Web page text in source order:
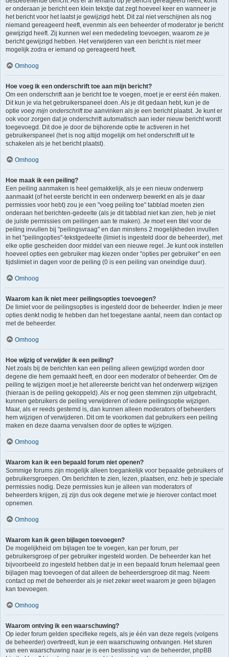
er onderaan je bericht een klein tekstje dat zegt hoeveel keer en wanneer je
het bericht voor het laatst je gewijzigd hebt. Dit zal niet verschijnen als nog
niemand gereageerd heeft, evenmin als een beheerder of moderator je bericht
gewijzigd heeft. Zij kunnen wel een mededeling toevoegen, waarom ze je
bericht gewijzigd hebben. Het verwijderen van een bericht is niet meer
mogelijk zodra er iemand op gereageerd heeft.
Omhoog
Hoe voeg ik een onderschrift toe aan mijn bericht?
Om een onderschrift aan je bericht toe te voegen, moet je er eerst één maken.
Dit kun je via het gebruikerspaneel doen. Als je dit gedaan hebt, kun je de
optie voeg mijn onderschrift toe aanvinken als je een bericht plaatst. Je kunt er
ook voor zorgen dat je onderschrift automatisch aan ieder nieuw bericht wordt
toegevoegd. Dit doe je door de bijhorende optie te activeren in het
gebruikerspaneel (het is nog altijd mogelijk om het onderschrift uit te
schakelen als je het bericht plaatst).
Omhoog
Hoe maak ik een peiling?
Een peiling aanmaken is heel gemakkelijk, als je een nieuw onderwerp
aanmaakt (of het eerste bericht in een onderwerp bewerkt en als je daar
permissies voor hebt) zou je een "voeg peiling toe" tabblad moeten zien
onderaan het berichten-gedeelte (als je dit tabblad niet kan zien, heb je niet
de juiste permissies om peilingen aan te maken). Je moet een titel voor de
peiling invullen bij "peilingsvraag" en dan minstens 2 mogelijkheden invullen
in het "peilingopties"-tekstgedeelte (limiet is ingesteld door de beheerder), met
elke optie gescheiden door middel van een nieuwe regel. Je kunt ook instellen
hoeveel opties een gebruiker mag kiezen onder "opties per gebruiker" en een
tijdslimiet in dagen voor de peiling (0 is een peiling van oneindige duur).
Omhoog
Waarom kan ik niet meer peilingsopties toevoegen?
De limiet voor de peilingsopties is ingesteld door de beheerder. Indien je meer
opties denkt nodig te hebben dan het toegestane aantal, neem dan contact op
met de beheerder.
Omhoog
Hoe wijzig of verwijder ik een peiling?
Net zoals bij de berichten kan een peiling alleen gewijzigd worden door
degene die hem gemaakt heeft, en door een moderator of beheerder. Om de
peiling te wijzigen moet je het allereerste bericht van het onderwerp wijzigen
(hieraan is de peiling gekoppeld). Als er nog geen stemmen zijn uitgebracht,
kunnen gebruikers de peiling verwijderen of iedere peilingsoptie wijzigen.
Maar, als er reeds gestemd is, dan kunnen alleen moderators of beheerders
hem wijzigen of verwijderen. Dit om te voorkomen dat gebruikers een peiling
maken en deze daarna vervalsen door de opties te wijzigen.
Omhoog
Waarom kan ik een bepaald forum niet openen?
Sommige forums zijn mogelijk alleen toegankelijk voor bepaalde gebruikers of
gebruikersgroepen. Om berichten te zien, lezen, plaatsen, enz. heb je speciale
permissies nodig. Deze permissies kun je alleen van moderators of
beheerders krijgen, zij zijn dus ook degene met wie je hierover contact moet
opnemen.
Omhoog
Waarom kan ik geen bijlagen toevoegen?
De mogelijkheid om bijlagen toe te voegen, kan per forum, per
gebruikersgroep of per gebruiker ingesteld worden. De beheerder kan het
bijvoorbeeld zo ingesteld hebben dat je in een bepaald forum helemaal geen
bijlagen mag toevoegen of dat alleen de beheerdersgroep dit mag. Neem
contact op met de beheerder als je niet zeker weet waarom je geen bijlagen
kan toevoegen.
Omhoog
Waarom ontving ik een waarschuwing?
Op ieder forum gelden specifieke regels, als je één van deze regels (volgens
de beheerder) overtreedt, kun je een waarschuwing ontvangen. Het sturen
van een waarschuwing naar je is een beslissing van de beheerder, phpBB